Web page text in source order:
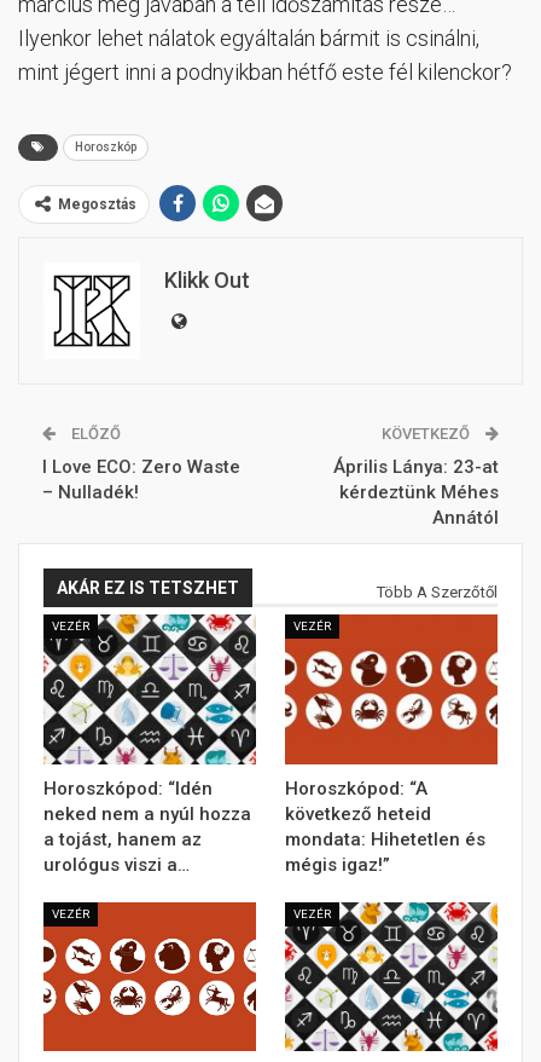
Ilyenkor lehet nálatok egyáltalán bármit is csinálni,
mint jégert inni a podnyikban hétfő este fél kilenckor?
Horoszkóp
Megosztás
Klikk Out
ELŐZŐ
I Love ECO: Zero Waste
– Nulladék!
KÖVETKEZŐ
Április Lánya: 23-at
kérdeztünk Méhes
Annától
AKÁR EZ IS TETSZHET Több A Szerzőtől
VEZÉR
Horoszkópod: “Idén
neked nem a nyúl hozza
a tojást, hanem az
urológus viszi a…
VEZÉR
Horoszkópod: “A
következő heteid
mondata: Hihetetlen és
mégis igaz!”
VEZÉR VEZÉR